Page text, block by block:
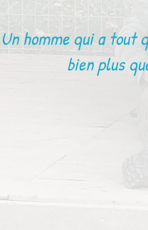
Un homme qui a tout
bien plus